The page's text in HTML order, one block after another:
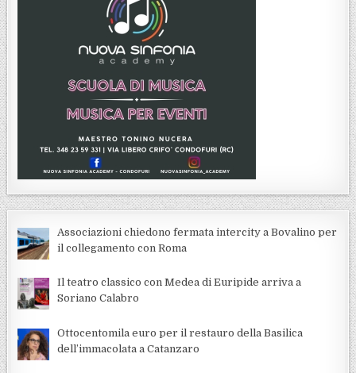
Associazioni chiedono fermata intercity a Bovalino per
il collegamento con Roma
Il teatro classico con Medea di Euripide arriva a
Soriano Calabro
Ottocentomila euro per il restauro della Basilica
dell’immacolata a Catanzaro